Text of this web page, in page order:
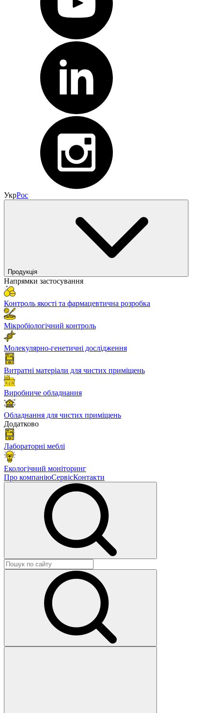
УкрРос
Продукція
Напрямки застосування
Контроль якості та фармацевтична розробка
Мікробіологічний контроль
Молекулярно-генетичні дослідження
Витратні матеріали для чистих приміщень
Виробниче обладнання
Обладнання для чистих приміщень
Додатково
Лабораторні меблі
Екологічний моніторинг
Про компаніюСервісКонтакти